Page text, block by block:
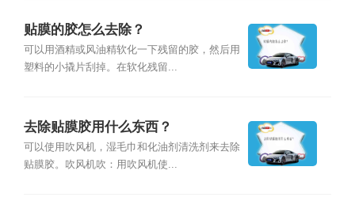
贴膜的胶怎么去除？
可以用酒精或风油精软化一下残留的胶，然后用
塑料的小撬片刮掉。在软化残留...
去除贴膜胶用什么东西？
可以使用吹风机，湿毛巾和化油剂清洗剂来去除
贴膜胶。吹风机吹：用吹风机使...